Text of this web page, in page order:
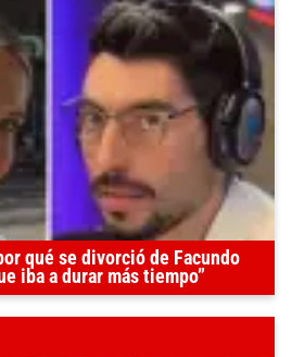
qué se divorció de Facundo
iba a durar más tiempo”